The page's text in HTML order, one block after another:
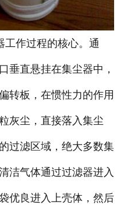
工作过程的核心。通
垂直悬挂在集尘器中，
转板，在惯性力的作用
灰尘，直接落入集尘
过滤区域，绝大多数集
洁气体通过过滤器进入
优良进入上壳体，然后